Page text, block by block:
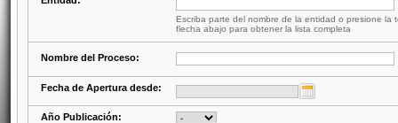
Escriba parte del nombre de la entidad o presione la
flecha abajo para obtener la lista completa
Nombre del Proceso:
Fecha de Apertura desde:
Año Publicación: